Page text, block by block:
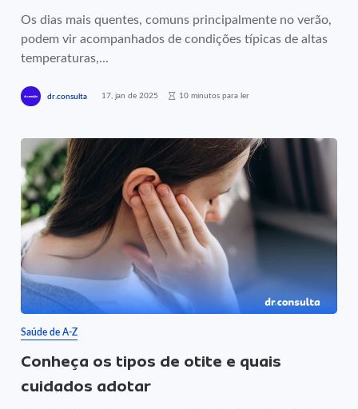
Os dias mais quentes, comuns principalmente no verão,
podem vir acompanhados de condições típicas de altas
temperaturas,...
dr.consulta 17, jan de 2025 10 minutos para ler
Saúde de A-Z
Conheça os tipos de otite e quais
cuidados adotar